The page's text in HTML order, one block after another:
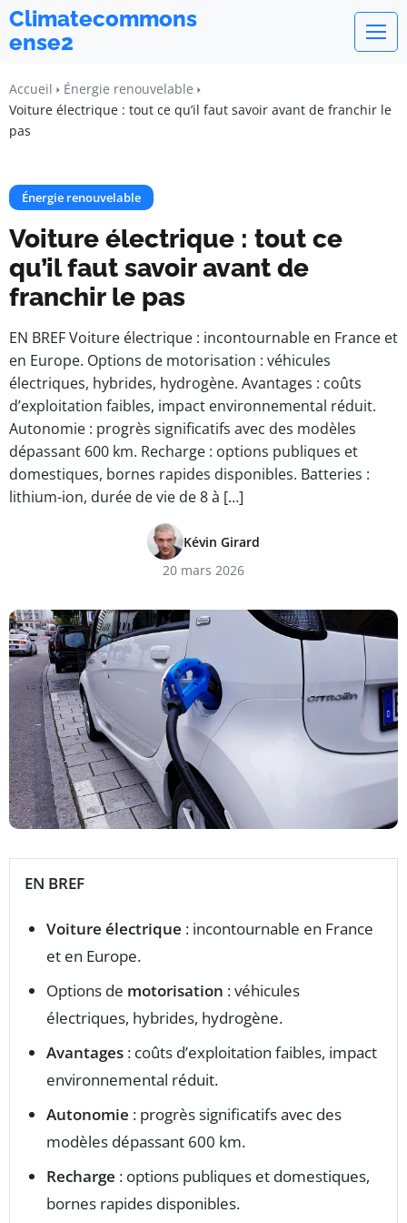
Climatecommons
ense2
Accueil
Énergie renouvelable
Voiture électrique : tout ce qu’il faut savoir avant de franchir le
pas
Énergie renouvelable
Voiture électrique : tout ce
qu’il faut savoir avant de
franchir le pas
EN BREF Voiture électrique : incontournable en France et
en Europe. Options de motorisation : véhicules
électriques, hybrides, hydrogène. Avantages : coûts
d’exploitation faibles, impact environnemental réduit.
Autonomie : progrès significatifs avec des modèles
dépassant 600 km. Recharge : options publiques et
domestiques, bornes rapides disponibles. Batteries :
lithium-ion, durée de vie de 8 à […]
Kévin Girard
20 mars 2026
EN BREF
Voiture électrique : incontournable en France
et en Europe.
Options de motorisation : véhicules
électriques, hybrides, hydrogène.
Avantages : coûts d’exploitation faibles, impact
environnemental réduit.
Autonomie : progrès significatifs avec des
modèles dépassant 600 km.
Recharge : options publiques et domestiques,
bornes rapides disponibles.